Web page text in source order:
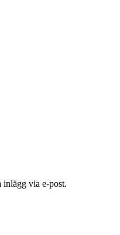
inlägg via e-post.